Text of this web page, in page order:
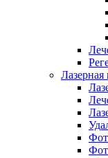
Лазерная